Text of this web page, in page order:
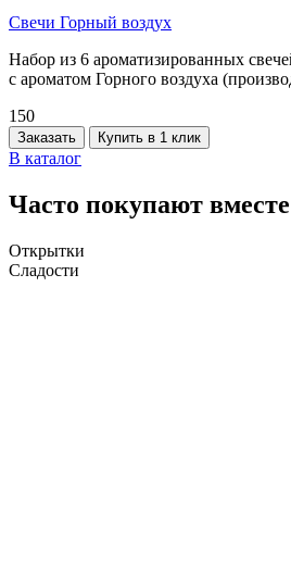
Свечи Горный воздух
Набор из 6 ароматизированных
с ароматом Горного воздуха
150
Заказать Купить в 1 клик
В каталог
Часто покупают вместе
Открытки
Сладости